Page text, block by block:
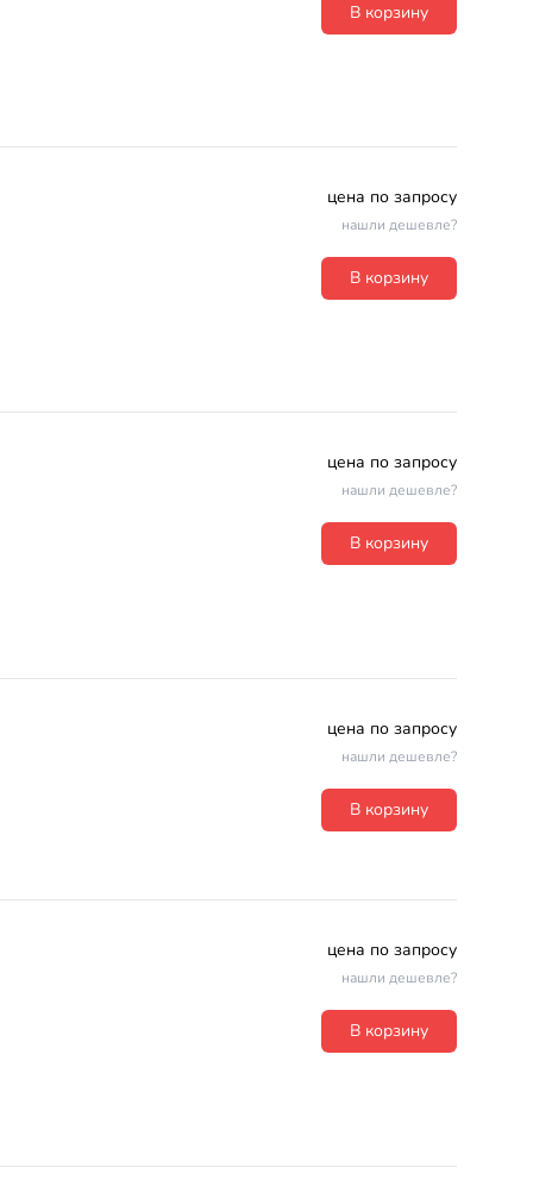
В корзину
цена по запросу
нашли дешевле?
В корзину
цена по запросу
нашли дешевле?
В корзину
цена по запросу
нашли дешевле?
В корзину
цена по запросу
нашли дешевле?
В корзину